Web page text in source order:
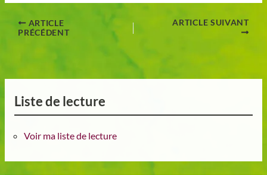
ARTICLE
PRÉCÉDENT
ARTICLE SUIVANT
Liste de lecture
Voir ma liste de lecture